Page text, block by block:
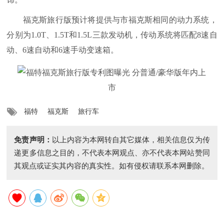
福克斯旅行版预计将提供与市福克斯相同的动力系统，
分别为1.0T、1.5T和1.5L三款发动机，传动系统将匹配8速自
动、6速自动和6速手动变速箱。
福特 福克斯 旅行车
免责声明： 以上内容为本网转自其它媒体，相关信息仅为传
递更多信息之目的，不代表本网观点、亦不代表本网站赞同
其观点或证实其内容的真实性。如有侵权请联系本网删除。